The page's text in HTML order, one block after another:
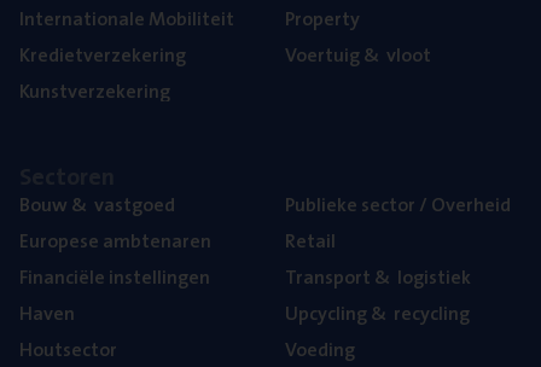
Inter­na­ti­o­na­le Mobiliteit
Kre­diet­ver­ze­ke­ring
Kunst­ver­ze­ke­ring
Pro­per­ty
Voer­tuig& vloot
Bouw& vastgoed
Euro­pe­se ambtenaren
Finan­ci­ë­le instellingen
Haven
Hout­sec­tor
Publie­ke sec­tor / Overheid
Retail
Trans­port& logistiek
Upcy­cling& recycling
Voe­ding